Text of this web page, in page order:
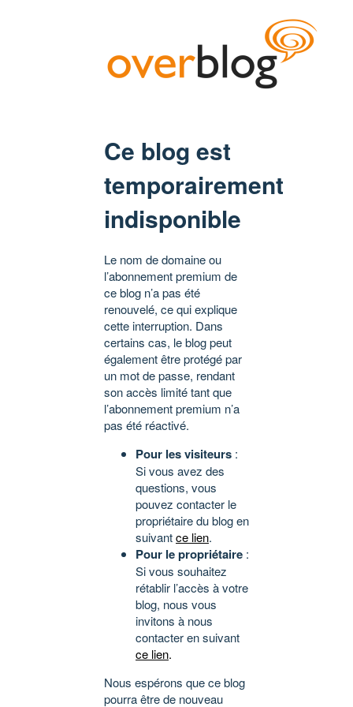
Ce blog est
temporairement
indisponible
Le nom de domaine ou
l’abonnement premium de
ce blog n’a pas été
renouvelé, ce qui explique
cette interruption. Dans
certains cas, le blog peut
également être protégé par
un mot de passe, rendant
son accès limité tant que
l’abonnement premium n’a
pas été réactivé.
Pour les visiteurs :
Si vous avez des
questions, vous
pouvez contacter le
propriétaire du blog en
suivantce lien.
Pour le propriétaire :
Si vous souhaitez
rétablir l’accès à votre
blog, nous vous
invitons à nous
contacter en suivant
ce lien.
Nous espérons que ce blog
pourra être de nouveau